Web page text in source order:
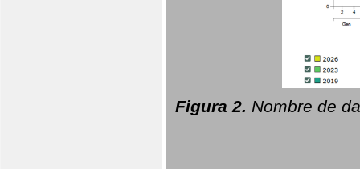
Figura 2. Nombre de